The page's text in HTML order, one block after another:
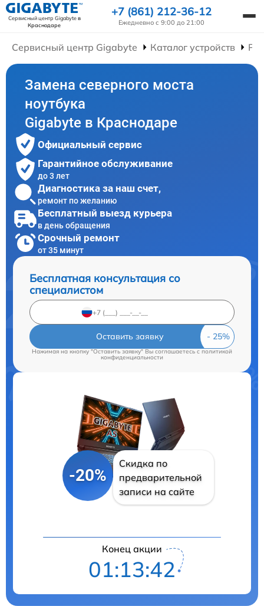
Сервисный центр Gigabyteв
Краснодаре
+7 (861) 212-36-12
Ежедневно с 9:00 до 21:00
Сервисный центр Gigabyte Каталог устройств
Замена северного моста
ноутбука
Gigabyte в Краснодаре
Официальный сервис
Гарантийное обслуживание
до 3 лет
Диагностика за наш счет,
ремонт по желанию
Бесплатный выезд курьера
в день обращения
Срочный ремонт
от 35 минут
Бесплатная консультация со
специалистом
Оставить заявку
Нажимая на кнопку "Оставить заявку" Вы соглашаетесь c политикой
конфиденциальности
-20%
Скидка по
предварительной
записи на сайте
Конец акции
01:13:42